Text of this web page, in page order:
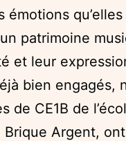
patrimoine
et leur
bien engagés,
de CE1B de
Brique Argent,